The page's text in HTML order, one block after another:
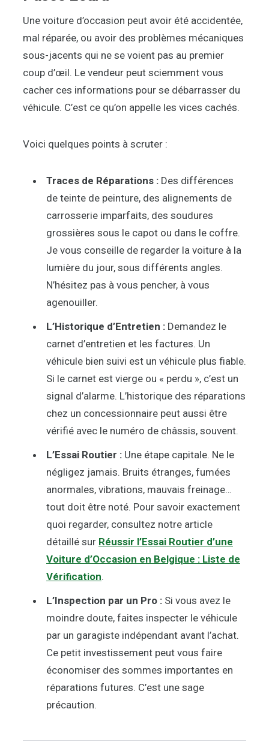
Une voiture d’occasion peut avoir été accidentée,
mal réparée, ou avoir des problèmes mécaniques
sous-jacents qui ne se voient pas au premier
coup d’œil. Le vendeur peut sciemment vous
cacher ces informations pour se débarrasser du
véhicule. C’est ce qu’on appelle les vices cachés.
Voici quelques points à scruter :
Traces de Réparations : Des différences
de teinte de peinture, des alignements de
carrosserie imparfaits, des soudures
grossières sous le capot ou dans le coffre.
Je vous conseille de regarder la voiture à la
lumière du jour, sous différents angles.
N’hésitez pas à vous pencher, à vous
agenouiller.
L’Historique d’Entretien : Demandez le
carnet d’entretien et les factures. Un
véhicule bien suivi est un véhicule plus fiable.
Si le carnet est vierge ou « perdu », c’est un
signal d’alarme. L’historique des réparations
chez un concessionnaire peut aussi être
vérifié avec le numéro de châssis, souvent.
L’Essai Routier : Une étape capitale. Ne le
négligez jamais. Bruits étranges, fumées
anormales, vibrations, mauvais freinage…
tout doit être noté. Pour savoir exactement
quoi regarder, consultez notre article
détaillé sur Réussir l’Essai Routier d’une
Voiture d’Occasion en Belgique : Liste de
Vérification.
L’Inspection par un Pro : Si vous avez le
moindre doute, faites inspecter le véhicule
par un garagiste indépendant avant l’achat.
Ce petit investissement peut vous faire
économiser des sommes importantes en
réparations futures. C’est une sage
précaution.